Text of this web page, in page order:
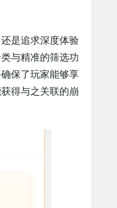
是追求深度体验
与精准的筛选功
保了玩家能够享
得与之关联的崩